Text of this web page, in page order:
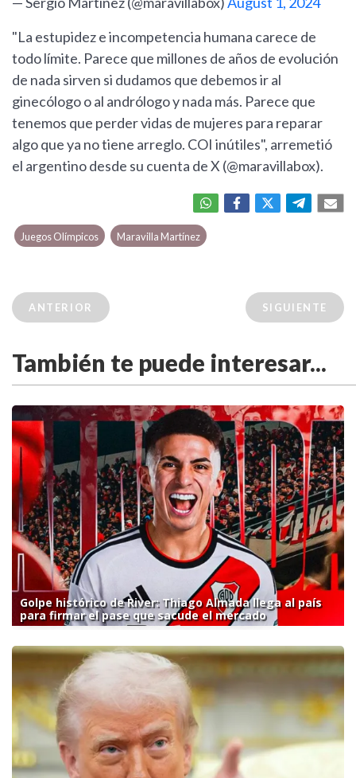
"La estupidez e incompetencia humana carece de
todo límite. Parece que millones de años de evolución
de nada sirven si dudamos que debemos ir al
ginecólogo o al andrólogo y nada más. Parece que
tenemos que perder vidas de mujeres para reparar
algo que ya no tiene arreglo. COI inútiles", arremetió
el argentino desde su cuenta de X (@maravillabox).
Juegos Olímpicos Maravilla Martínez
ANTERIOR SIGUIENTE
También te puede interesar...
Golpe histórico de River: Thiago Almada llega al país
para firmar el pase que sacude el mercado